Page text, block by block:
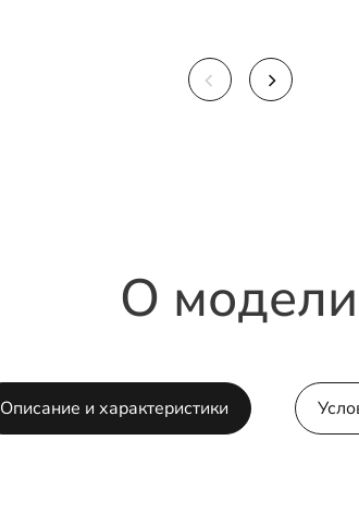
О модели
Описание и характеристики